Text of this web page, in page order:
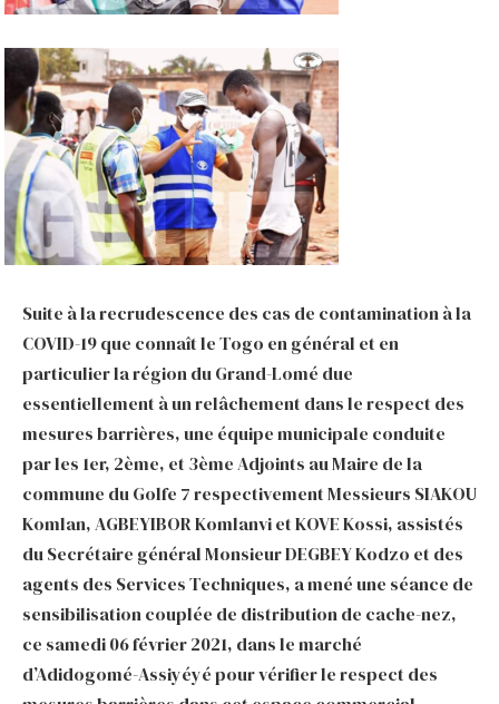
Suite à la recrudescence des cas de contamination à la
COVID-19 que connaît le Togo en général et en
particulier la région du Grand-Lomé due
essentiellement à un relâchement dans le respect des
mesures barrières, une équipe municipale conduite
par les 1er, 2ème, et 3ème Adjoints au Maire de la
commune du Golfe 7 respectivement Messieurs SIAKOU
Komlan, AGBEYIBOR Komlanvi et KOVE Kossi, assistés
du Secrétaire général Monsieur DEGBEY Kodzo et des
agents des Services Techniques, a mené une séance de
sensibilisation couplée de distribution de cache-nez,
ce samedi 06 février 2021, dans le marché
d’Adidogomé-Assiyéyé pour vérifier le respect des